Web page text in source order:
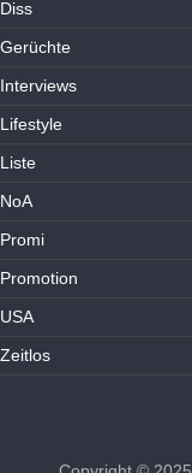
Diss
Gerüchte
Interviews
Lifestyle
Liste
NoA
Promi
Promotion
USA
Zeitlos